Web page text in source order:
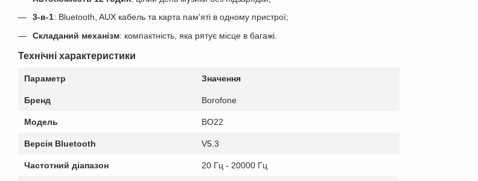
3-в-1: Bluetooth, AUX кабель та карта пам'яті в одному пристрої;
Складаний механізм: компактність, яка рятує місце в багажі.
Технічні характеристики
Параметр Значення
Бренд Borofone
Модель BO22
Версія Bluetooth V5.3
Частотний діапазон 20 Гц - 20000 Гц